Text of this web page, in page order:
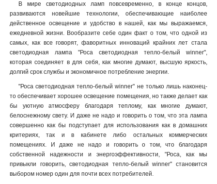
В мире светодиодных ламп повсевременно, в конце концов,
развиваются новейшие технологии, обеспечивающие наиболее
действенное освещение и удобство в нашей, как мы выражаемся,
ежедневной жизни. Вообразите себе один факт о том, что одной из
самых, как все говорят, фаворитных инноваций крайних лет стала
светодиодная лампа "Роса светодиодная тепло-белый winner",
которая соединяет в для себя, как многие думают, высшую яркость,
долгий срок службы и экономичное потребление энергии.
"Роса светодиодная тепло-белый winner" не только лишь наконец-
то обеспечивает хорошее освещение помещения, но также делает как
бы уютную атмосферу благодаря теплому, как многие думают,
белоснежному свету. И даже не надо и говорить о том, что эта лампа
совершенно как бы подступает для использования как в домашних
критериях, так и в кабинете либо остальных коммерческих
помещениях. И даже не надо и говорить о том, что благодаря
собственной надежности и энергоэффективности, "Роса, как мы
привыкли говорить, светодиодная тепло-белый winner" становится
выбором номер один для почти всех потребителей.